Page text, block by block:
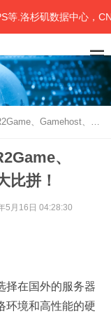
杉矶数据中心，CN2
、Mgame大比拼！
、
比拼！
5月16日 04:28:30
择在国外的服务器
环境和高性能的硬